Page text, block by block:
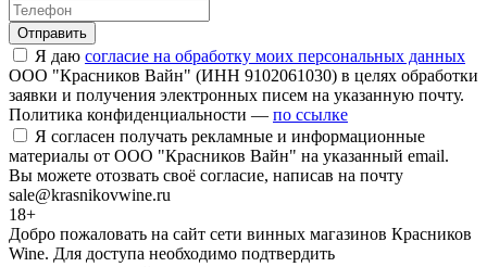
Отправить
Я даю согласие на обработку моих персональных данных
ООО "Красников Вайн" (ИНН 9102061030) в целях обработки
заявки и получения электронных писем на указанную почту.
Политика конфиденциальности — по ссылке
Я согласен получать рекламные и информационные
материалы от ООО "Красников Вайн" на указанный email.
Вы можете отозвать своё согласие, написав на почту
sale@krasnikovwine.ru
18+
Добро пожаловать на сайт сети винных магазинов Красников
Wine. Для доступа необходимо подтвердить